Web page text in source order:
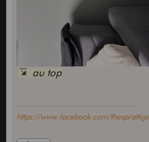
au top
https://www.facebook.com/thesprattigs